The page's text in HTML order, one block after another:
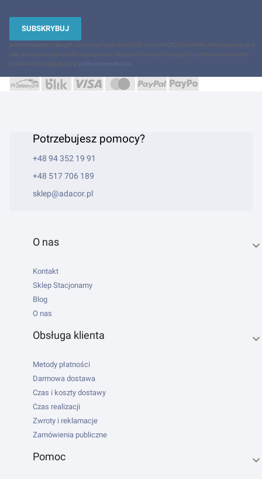
SUBSKRYBUJ
Administratorem danych osobowych jest "ADACOR" ADAM KORZENIOWSKI. Przetwarzamy je w
celu przesłania odpowiedzi na zapytanie. Więcej informacji dotyczących przetwarzania danych
osobowych znajduje się w
Potrzebujesz pomocy?
+48 94 352 19 91
+48 517 706 189
sklep@adacor.pl
Linki w stopce
O nas
Kontakt
Sklep Stacjonarny
Blog
O nas
Obsługa klienta
Metody płatności
Darmowa dostawa
Czas i koszty dostawy
Czas realizacji
Zwroty i reklamacje
Zamówienia publiczne
Pomoc